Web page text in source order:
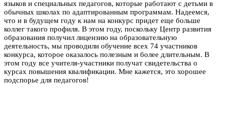
языков и специальных педагогов, которые работают с детьми в
обычных школах по адаптированным программам. Надеемся,
что и в будущем году к нам на конкурс придет еще больше
коллег такого профиля. В этом году, поскольку Центр развития
образования получил лицензию на образовательную
деятельность, мы проводили обучение всех 74 участников
конкурса, которое оказалось полезным и более длительным. В
этом году все учителя-участники получат свидетельства о
курсах повышения квалификации. Мне кажется, это хорошее
подспорье для педагогов!